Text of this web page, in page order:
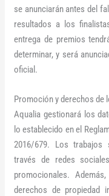
se anunciarán antes del
resultados a los
entrega de premios
determinar, y será
oficial.
Promoción y derechos de
Aqualia gestionará los
lo establecido en el
2016/679. Los trabajos
través de redes
promocionales.
derechos de propiedad